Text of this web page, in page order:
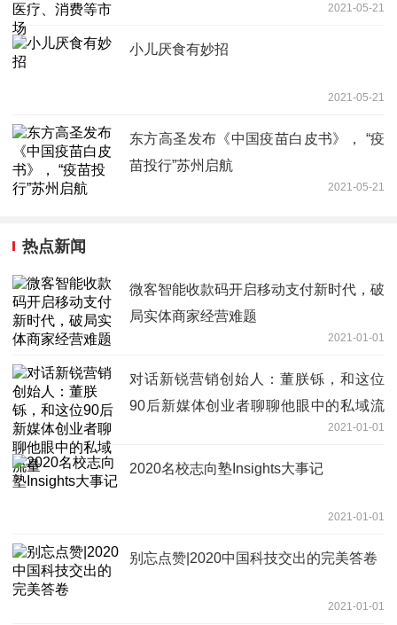
2021-05-21
小儿厌食有妙招
2021-05-21
东方高圣发布《中国疫苗白皮书》， “疫
苗投行”苏州启航
2021-05-21
热点新闻
微客智能收款码开启移动支付新时代，破
局实体商家经营难题
2021-01-01
对话新锐营销创始人：董朕铄，和这位
90后新媒体创业者聊聊他眼中的私域流
2021-01-01
2020名校志向塾Insights大事记
2021-01-01
别忘点赞|2020中国科技交出的完美答卷
2021-01-01